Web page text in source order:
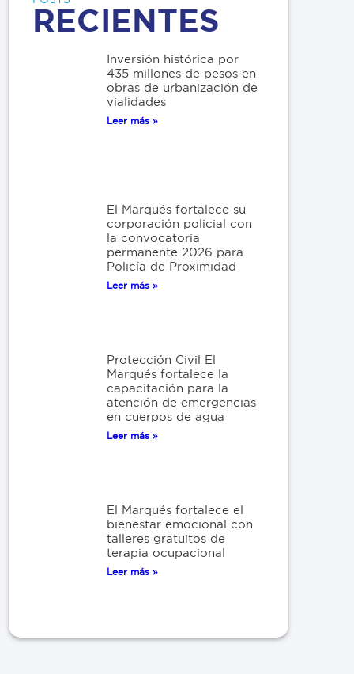
RECIENTES
Inversión histórica por
435 millones de pesos en
obras de urbanización de
vialidades
Leer más »
El Marqués fortalece su
corporación policial con
la convocatoria
permanente 2026 para
Policía de Proximidad
Leer más »
Protección Civil El
Marqués fortalece la
capacitación para la
atención de emergencias
en cuerpos de agua
Leer más »
El Marqués fortalece el
bienestar emocional con
talleres gratuitos de
terapia ocupacional
Leer más »